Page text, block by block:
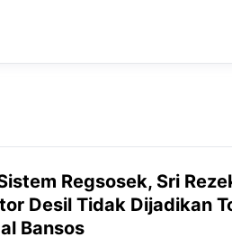
Regsosek, Sri
Desil Tidak Dijadikan
Bansos